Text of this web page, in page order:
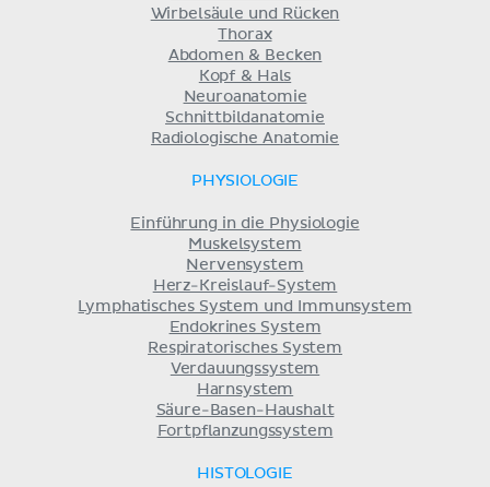
Wirbelsäule und Rücken
Thorax
Abdomen & Becken
Kopf & Hals
Neuroanatomie
Schnittbildanatomie
Radiologische Anatomie
PHYSIOLOGIE
Einführung in die Physiologie
Muskelsystem
Nervensystem
Herz-Kreislauf-System
Lymphatisches System und Immunsystem
Endokrines System
Respiratorisches System
Verdauungssystem
Harnsystem
Säure-Basen-Haushalt
Fortpflanzungssystem
HISTOLOGIE